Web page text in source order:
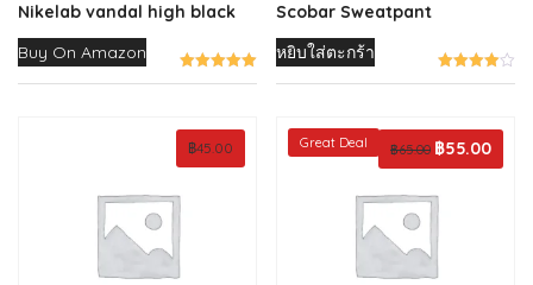
Nikelab vandal high black
Buy On Amazon
Scobar Sweatpant
หยิบใส่ตะกร้า
฿45.00 Great Deal ฿65.00 Original
price
was:
฿55.00
price